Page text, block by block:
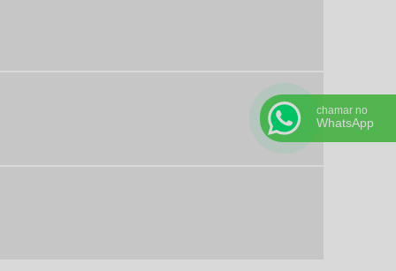
VENDA DE EQUIPAMENTO PARA TESTE DE
chamar no
WhatsApp